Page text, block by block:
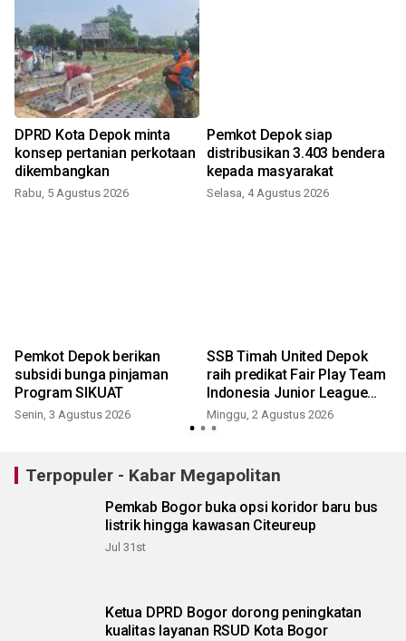
DPRD Kota Depok minta
konsep pertanian perkotaan
dikembangkan
Rabu, 5 Agustus 2026
Pemkot Depok siap
distribusikan 3.403 bendera
kepada masyarakat
Selasa, 4 Agustus 2026
Pemkot Depok berikan
subsidi bunga pinjaman
Program SIKUAT
Senin, 3 Agustus 2026
SSB Timah United Depok
raih predikat Fair Play Team
Indonesia Junior League
2026
Minggu, 2 Agustus 2026
Terpopuler - Kabar Megapolitan
Pemkab Bogor buka opsi koridor baru bus
listrik hingga kawasan Citeureup
Jul 31st
Ketua DPRD Bogor dorong peningkatan
kualitas layanan RSUD Kota Bogor